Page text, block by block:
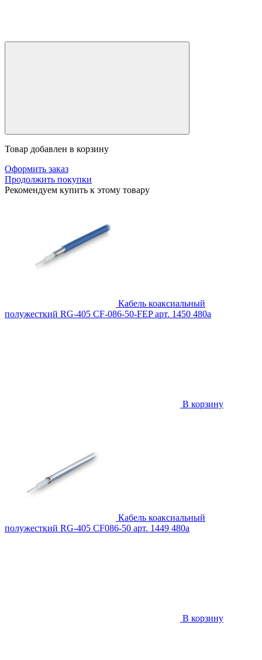
Товар добавлен в корзину
Оформить заказ
Продолжить покупки
Рекомендуем купить к этому товару
Кабель коаксиальный
полужесткий RG-405 CF-086-50-FEP арт. 1450 480a
В корзину
Кабель коаксиальный
полужесткий RG-405 CF086-50 арт. 1449 480a
В корзину